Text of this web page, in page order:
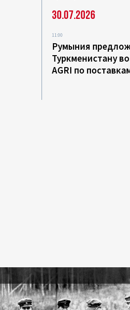
30.07.2026
11:00
Румыния
Туркменистану
AGRI по